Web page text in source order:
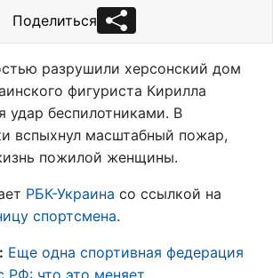
Поделиться
разрушили херсонский дом
фигуриста Кирилла
удар беспилотниками. В
вспыхнул масштабный пожар,
пожилой женщины.
РБК-Украина со ссылкой на
спортсмена.
Еще одна спортивная федерация